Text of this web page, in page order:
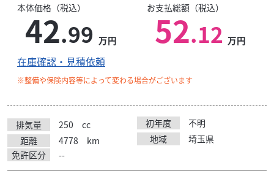
本体価格（税込）
42.99 万円
お支払総額（税込）
52.12 万円
在庫確認・見積依頼
※整備や保険内容等によって変わる場合がございます
排気量 250 cc 初年度
不明
距離
4778 km 地域
埼玉県
免許区分
--